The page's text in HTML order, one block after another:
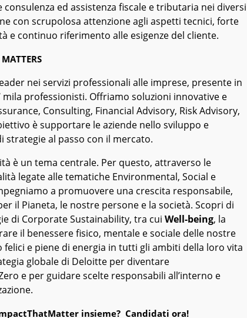
consulenza ed assistenza fiscale e tributaria nei diversi
con scrupolosa attenzione agli aspetti tecnici, forte
e continuo riferimento alle esigenze del cliente.
nei servizi professionali alle imprese, presente in
mila professionisti. Offriamo soluzioni innovative e
Consulting, Financial Advisory, Risk Advisory,
è supportare le aziende nello sviluppo e
strategie al passo con il mercato.
è un tema centrale. Per questo, attraverso le
legate alle tematiche Environmental, Social e
a promuovere una crescita responsabile,
il Pianeta, le nostre persone e la società. Scopri di
di Corporate Sustainability, tra cui Well-being, la
il benessere fisico, mentale e sociale delle nostre
felici e piene di energia in tutti gli ambiti della loro vita
globale di Deloitte per diventare
e per guidare scelte responsabili all’interno e
insieme? Candidati ora!